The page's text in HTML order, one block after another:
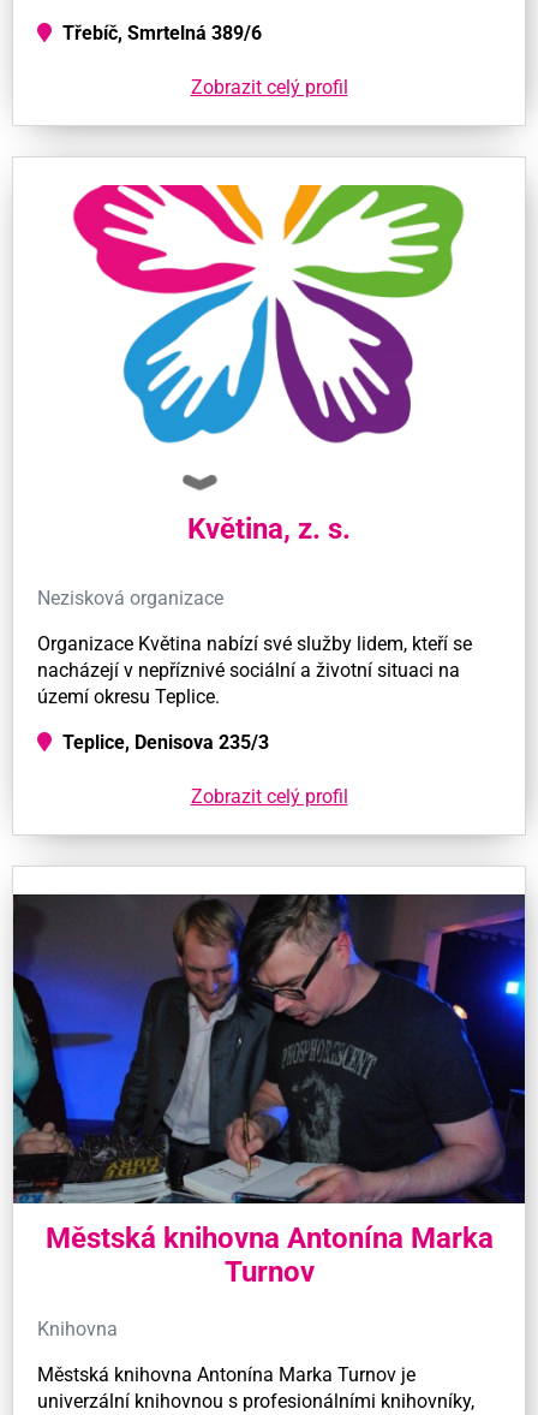
Třebíč, Smrtelná 389/6
Zobrazit celý profil
Květina, z. s.
Nezisková organizace
Organizace Květina nabízí své služby lidem, kteří se
nacházejí v nepříznivé sociální a životní situaci na
území okresu Teplice.
Teplice, Denisova 235/3
Zobrazit celý profil
Městská knihovna Antonína Marka
Turnov
Knihovna
Městská knihovna Antonína Marka Turnov je
univerzální knihovnou s profesionálními knihovníky,